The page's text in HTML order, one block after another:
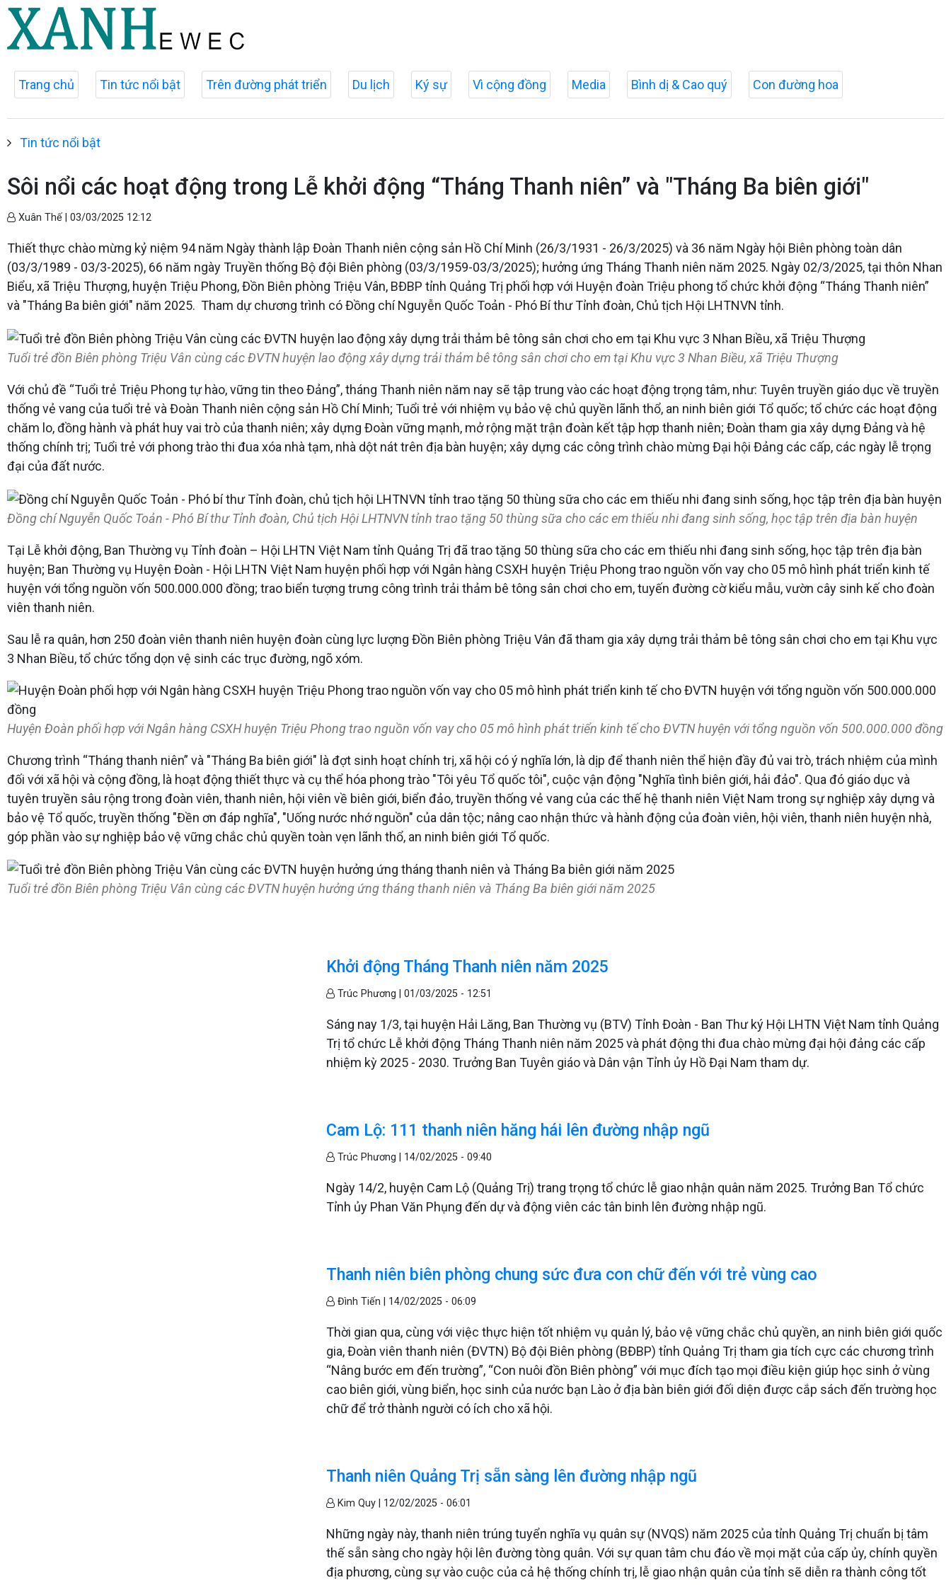
Trang chủ Tin tức nổi bật Trên đường phát triển Du lịch Ký sự Vì cộng đồng Media Bình dị & Cao quý Con đường hoa
Tin tức nổi bật
Sôi nổi các hoạt động trong Lễ khởi động “Tháng Thanh niên” và "Tháng Ba biên giới"
Xuân Thế | 03/03/2025 12:12
Thiết thực chào mừng kỷ niệm 94 năm Ngày thành lập Đoàn Thanh niên cộng sản Hồ Chí Minh (26/3/1931 - 26/3/2025) và 36 năm Ngày hội Biên phòng toàn dân
(03/3/1989 - 03/3-2025), 66 năm ngày Truyền thống Bộ đội Biên phòng (03/3/1959-03/3/2025); hưởng ứng Tháng Thanh niên năm 2025. Ngày 02/3/2025, tại thôn Nhan
Biểu, xã Triệu Thượng, huyện Triệu Phong, Đồn Biên phòng Triệu Vân, BĐBP tỉnh Quảng Trị phối hợp với Huyện đoàn Triệu phong tổ chức khởi động “Tháng Thanh niên”
và "Tháng Ba biên giới" năm 2025. Tham dự chương trình có Đồng chí Nguyễn Quốc Toản - Phó Bí thư Tỉnh đoàn, Chủ tịch Hội LHTNVN tỉnh.
Tuổi trẻ đồn Biên phòng Triệu Vân cùng các ĐVTN huyện lao động xây dựng trải thảm bê tông sân chơi cho em tại Khu vực 3 Nhan Biều, xã Triệu Thượng
Với chủ đề “Tuổi trẻ Triệu Phong tự hào, vững tin theo Đảng”, tháng Thanh niên năm nay sẽ tập trung vào các hoạt động trọng tâm, như: Tuyên truyền giáo dục về truyền
thống vẻ vang của tuổi trẻ và Đoàn Thanh niên cộng sản Hồ Chí Minh; Tuổi trẻ với nhiệm vụ bảo vệ chủ quyền lãnh thổ, an ninh biên giới Tổ quốc; tổ chức các hoạt động
chăm lo, đồng hành và phát huy vai trò của thanh niên; xây dựng Đoàn vững mạnh, mở rộng mặt trận đoàn kết tập hợp thanh niên; Đoàn tham gia xây dựng Đảng và hệ
thống chính trị; Tuổi trẻ với phong trào thi đua xóa nhà tạm, nhà dột nát trên địa bàn huyện; xây dựng các công trình chào mừng Đại hội Đảng các cấp, các ngày lễ trọng
đại của đất nước.
Đồng chí Nguyễn Quốc Toản - Phó Bí thư Tỉnh đoàn, Chủ tịch Hội LHTNVN tỉnh trao tặng 50 thùng sữa cho các em thiếu nhi đang sinh sống, học tập trên địa bàn huyện
Tại Lễ khởi động, Ban Thường vụ Tỉnh đoàn – Hội LHTN Việt Nam tỉnh Quảng Trị đã trao tặng 50 thùng sữa cho các em thiếu nhi đang sinh sống, học tập trên địa bàn
huyện; Ban Thường vụ Huyện Đoàn - Hội LHTN Việt Nam huyện phối hợp với Ngân hàng CSXH huyện Triệu Phong trao nguồn vốn vay cho 05 mô hình phát triển kinh tế
huyện với tổng nguồn vốn 500.000.000 đồng; trao biển tượng trưng công trình trải thảm bê tông sân chơi cho em, tuyến đường cờ kiểu mẫu, vườn cây sinh kế cho đoàn
viên thanh niên.
Sau lễ ra quân, hơn 250 đoàn viên thanh niên huyện đoàn cùng lực lượng Đồn Biên phòng Triệu Vân đã tham gia xây dựng trải thảm bê tông sân chơi cho em tại Khu vực
3 Nhan Biều, tổ chức tổng dọn vệ sinh các trục đường, ngõ xóm.
Huyện Đoàn phối hợp với Ngân hàng CSXH huyện Triệu Phong trao nguồn vốn vay cho 05 mô hình phát triển kinh tế cho ĐVTN huyện với tổng nguồn vốn 500.000.000 đồng
Chương trình “Tháng thanh niên” và "Tháng Ba biên giới" là đợt sinh hoạt chính trị, xã hội có ý nghĩa lớn, là dịp để thanh niên thể hiện đầy đủ vai trò, trách nhiệm của mình
đối với xã hội và cộng đồng, là hoạt động thiết thực và cụ thể hóa phong trào "Tôi yêu Tổ quốc tôi", cuộc vận động "Nghĩa tình biên giới, hải đảo". Qua đó giáo dục và
tuyên truyền sâu rộng trong đoàn viên, thanh niên, hội viên về biên giới, biển đảo, truyền thống vẻ vang của các thế hệ thanh niên Việt Nam trong sự nghiệp xây dựng và
bảo vệ Tổ quốc, truyền thống "Đền ơn đáp nghĩa", "Uống nước nhớ nguồn" của dân tộc; nâng cao nhận thức và hành động của đoàn viên, hội viên, thanh niên huyện nhà,
góp phần vào sự nghiệp bảo vệ vững chắc chủ quyền toàn vẹn lãnh thổ, an ninh biên giới Tổ quốc.
Tuổi trẻ đồn Biên phòng Triệu Vân cùng các ĐVTN huyện hưởng ứng tháng thanh niên và Tháng Ba biên giới năm 2025
Khởi động Tháng Thanh niên năm 2025
Trúc Phương |01/03/2025 - 12:51
Sáng nay 1/3, tại huyện Hải Lăng, Ban Thường vụ (BTV) Tỉnh Đoàn - Ban Thư ký Hội LHTN Việt Nam tỉnh Quảng
Trị tổ chức Lễ khởi động Tháng Thanh niên năm 2025 và phát động thi đua chào mừng đại hội đảng các cấp
nhiệm kỳ 2025 - 2030. Trưởng Ban Tuyên giáo và Dân vận Tỉnh ủy Hồ Đại Nam tham dự.
Cam Lộ: 111 thanh niên hăng hái lên đường nhập ngũ
Trúc Phương | 14/02/2025 - 09:40
Ngày 14/2, huyện Cam Lộ (Quảng Trị) trang trọng tổ chức lễ giao nhận quân năm 2025. Trưởng Ban Tổ chức
Tỉnh ủy Phan Văn Phụng đến dự và động viên các tân binh lên đường nhập ngũ.
Thanh niên biên phòng chung sức đưa con chữ đến với trẻ vùng cao
Đình Tiến | 14/02/2025 - 06:09
Thời gian qua, cùng với việc thực hiện tốt nhiệm vụ quản lý, bảo vệ vững chắc chủ quyền, an ninh biên giới quốc
gia, Đoàn viên thanh niên (ĐVTN) Bộ đội Biên phòng (BĐBP) tỉnh Quảng Trị tham gia tích cực các chương trình
“Nâng bước em đến trường”, “Con nuôi đồn Biên phòng” với mục đích tạo mọi điều kiện giúp học sinh ở vùng
cao biên giới, vùng biển, học sinh của nước bạn Lào ở địa bàn biên giới đối diện được cắp sách đến trường học
chữ để trở thành người có ích cho xã hội.
Thanh niên Quảng Trị sẵn sàng lên đường nhập ngũ
Kim Quy | 12/02/2025 - 06:01
Những ngày này, thanh niên trúng tuyển nghĩa vụ quân sự (NVQS) năm 2025 của tỉnh Quảng Trị chuẩn bị tâm
thế sẵn sàng cho ngày hội lên đường tòng quân. Với sự quan tâm chu đáo về mọi mặt của cấp ủy, chính quyền
địa phương, cùng sự vào cuộc của cả hệ thống chính trị, lễ giao nhận quân của tỉnh sẽ diễn ra thành công tốt